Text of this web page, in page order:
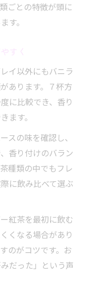
ごとの特徴が頭に
す。
イ以外にもバニラ
あります。７杯方
に比較でき、香り
ます。
スの味を確認し、
香り付けのバラン
種類の中でもフレ
に飲み比べて選ぶ
紅茶を最初に飲む
くなる場合があり
のがコツです。お
だった」という声